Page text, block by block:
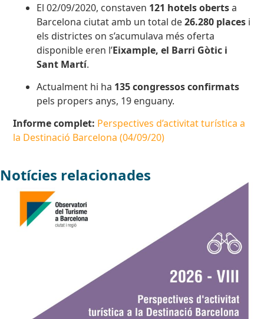
El 02/09/2020, constaven 121 hotels obertsa
Barcelona ciutat amb un total de26.280 places i
els districtes on s’acumulava més oferta
disponible eren l’Eixample, el Barri Gòtic i
Sant Martí.
Actualment hi ha 135 congressos confirmats
pels propers anys, 19 enguany.
Informe complet: Perspectives d’activitat turística a
la Destinació Barcelona (04/09/20)
Notícies relacionades